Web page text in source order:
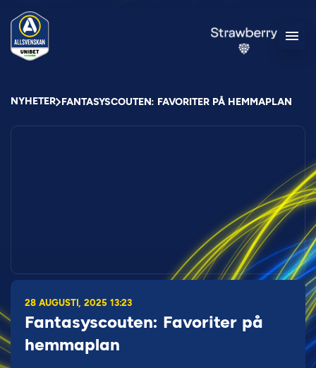
NYHETER FANTASYSCOUTEN: FAVORITER PÅ HEMMAPLAN
28 AUGUSTI, 2025 13:23
Fantasyscouten: Favoriter på
hemmaplan